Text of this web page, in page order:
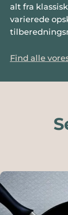
alt fra
varierede
Find alle